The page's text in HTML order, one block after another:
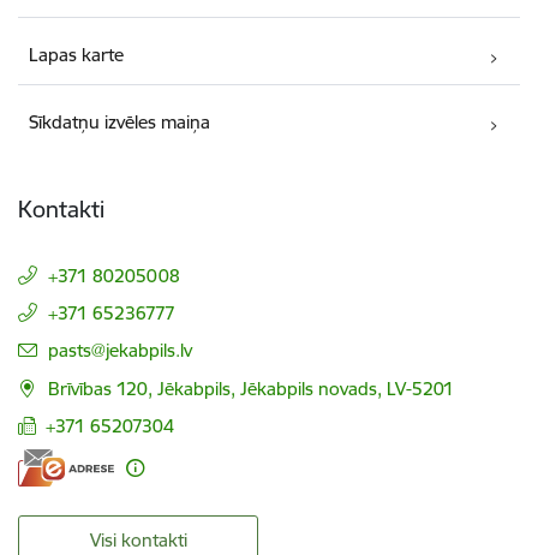
Lapas karte
Sīkdatņu izvēles maiņa
Kontakti
+371 80205008
+371 65236777
E-pasts:
pasts@jekabpils.lv
Brīvības 120, Jēkabpils, Jēkabpils novads, LV-5201
+371 65207304
Visi kontakti